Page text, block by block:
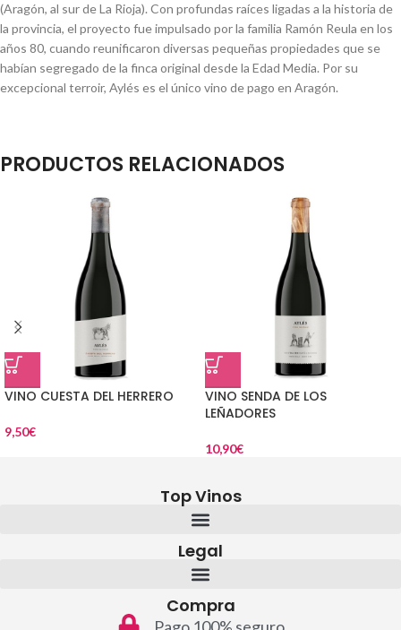
(Aragón, al sur de La Rioja). Con profundas raíces ligadas a la historia de
la provincia, el proyecto fue impulsado por la familia Ramón Reula en los
años 80, cuando reunificaron diversas pequeñas propiedades que se
habían segregado de la finca original desde la Edad Media. Por su
excepcional terroir, Aylés es el único vino de pago en Aragón.
PRODUCTOS RELACIONADOS
VINO CUESTA DEL HERRERO
9,50€
VINO SENDA DE LOS
LEÑADORES
10,90€
Top Vinos
Legal
Compra